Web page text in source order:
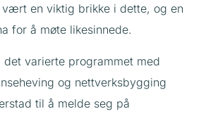
vært en viktig brikke i dette, og en
for å møte likesinnede.
varierte programmet med
og nettverksbygging
til å melde seg på